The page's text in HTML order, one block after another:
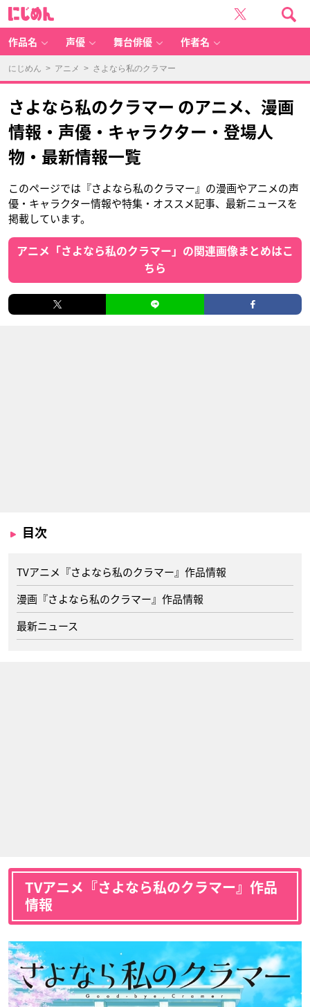
作品名 声優 舞台俳優 作者名
にじめん > アニメ > さよなら私のクラマー
さよなら私のクラマー のアニメ、漫画
情報・声優・キャラクター・登場人
物・最新情報一覧
このページでは『さよなら私のクラマー』の漫画やアニメの声
優・キャラクター情報や特集・オススメ記事、最新ニュースを
掲載しています。
アニメ「さよなら私のクラマー」の関連画像まとめはこ
ちら
目次
TVアニメ『さよなら私のクラマー』作品情報
漫画『さよなら私のクラマー』作品情報
最新ニュース
TVアニメ『さよなら私のクラマー』作品
情報